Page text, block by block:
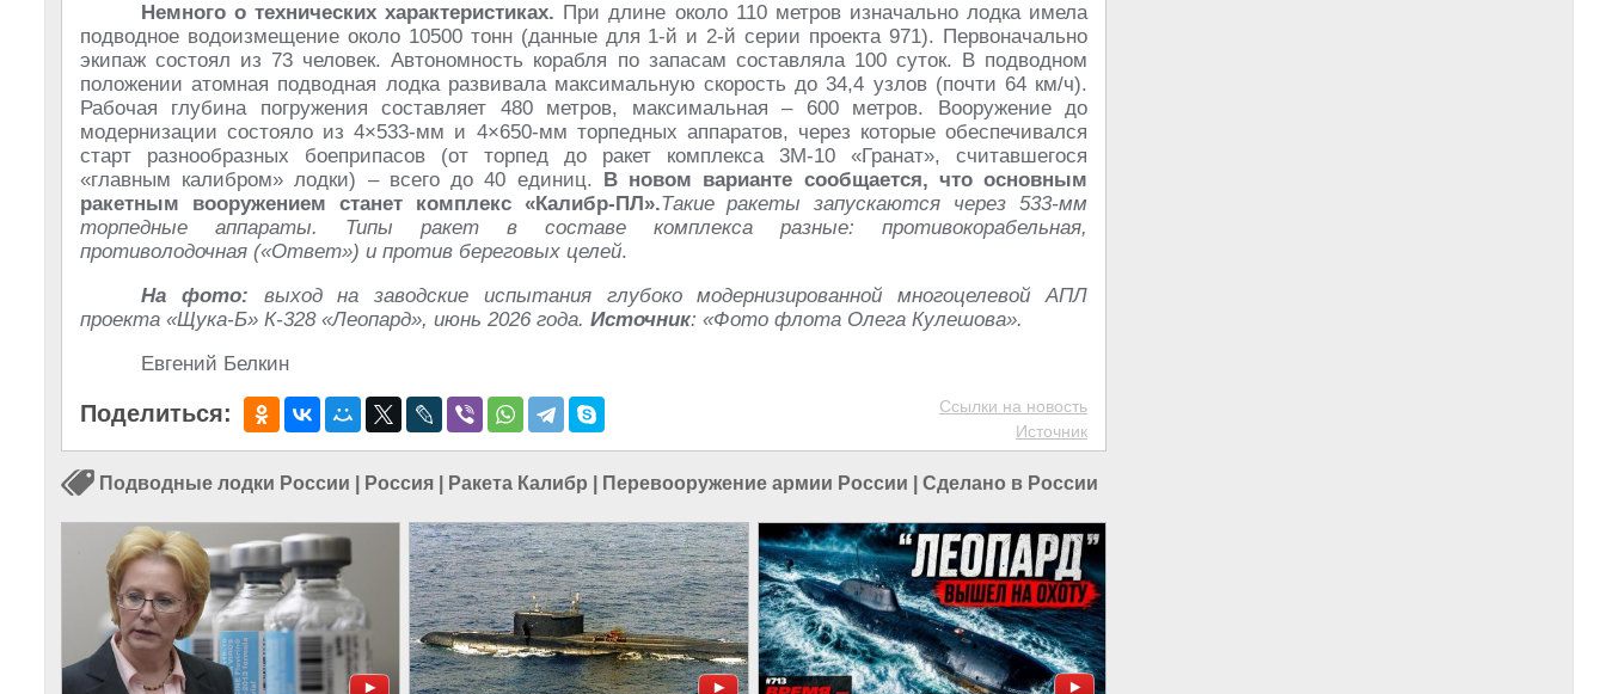
Немного о технических характеристиках. При длине около 110 метров изначально лодка имела
подводное водоизмещение около 10500 тонн (данные для 1-й и 2-й серии проекта 971). Первоначально
экипаж состоял из 73 человек. Автономность корабля по запасам составляла 100 суток. В подводном
положении атомная подводная лодка развивала максимальную скорость до 34,4 узлов (почти 64 км/ч).
Рабочая глубина погружения составляет 480 метров, максимальная – 600 метров. Вооружение до
модернизации состояло из 4×533-мм и 4×650-мм торпедных аппаратов, через которые обеспечивался
старт разнообразных боеприпасов (от торпед до ракет комплекса 3М-10 «Гранат», считавшегося
«главным калибром» лодки) – всего до 40 единиц. В новом варианте сообщается, что основным
ракетным вооружением станет комплекс «Калибр-ПЛ».Такие ракеты запускаются через 533-мм
торпедные аппараты. Типы ракет в составе комплекса разные: противокорабельная,
противолодочная («Ответ») и против береговых целей.
На фото: выход на заводские испытания глубоко модернизированной многоцелевой АПЛ
проекта «Щука-Б» К-328 «Леопард», июнь 2026 года. Источник: «Фото флота Олега Кулешова».
Евгений Белкин
Поделиться:
Ссылки на новость
Источник
Подводные лодки России Россия Ракета Калибр Перевооружение армии России Сделано в России